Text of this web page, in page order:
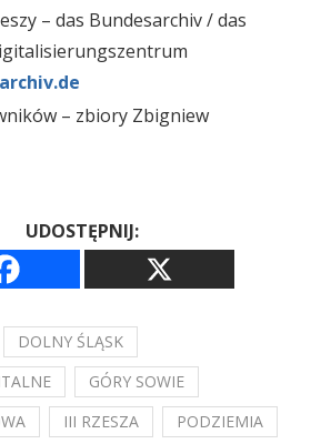
– das Bundesarchiv / das
– zbiory Zbigniew
UDOSTĘPNIJ:
DOLNY ŚLĄSK
GÓRY SOWIE
III RZESZA
PODZIEMIA